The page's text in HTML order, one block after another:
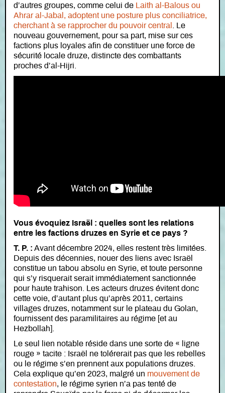
d’autres groupes, comme celui de
Laith al-Balous ou
Ahrar al-Jabal, adoptent une posture plus conciliatrice,
cherchant à se rapprocher du pouvoir central
. Le
nouveau gouvernement, pour sa part, mise sur ces
factions plus loyales afin de constituer une force de
sécurité locale druze, distincte des combattants
proches d’al-Hijri.
Vous évoquiez Israël : quelles sont les relations
entre les factions druzes en Syrie et ce pays ?
T. P. : Avant décembre 2024, elles restent très limitées.
Depuis des décennies, nouer des liens avec Israël
constitue un tabou absolu en Syrie, et toute personne
qui s’y risquerait serait immédiatement sanctionnée
pour haute trahison. Les acteurs druzes évitent donc
cette voie, d’autant plus qu’après 2011, certains
villages druzes, notamment sur le plateau du Golan,
fournissent des paramilitaires au régime [et au
Hezbollah].
Le seul lien notable réside dans une sorte de « ligne
rouge » tacite : Israël ne tolérerait pas que les rebelles
ou le régime s’en prennent aux populations druzes.
Cela explique qu’en 2023, malgré un mouvement de
contestation, le régime syrien n’a pas tenté de